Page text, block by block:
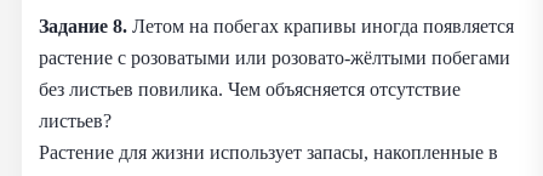
Задание 8. Летом на побегах крапивы иногда появляется
растение с розоватыми или розовато‑жёлтыми побегами
без листьев повилика. Чем объясняется отсутствие
листьев?
Растение для жизни использует запасы, накопленные в